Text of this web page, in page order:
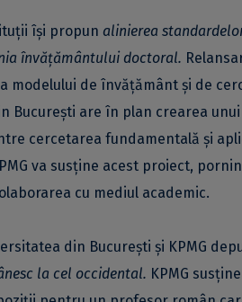
își propun alinierea
învățământului doctoral.
modelului de învățământ și de
București are în plan crearea
cercetarea fundamentală și
va susține acest proiect,
cu mediul academic.
din București și KPMG
la cel occidental. KPMG